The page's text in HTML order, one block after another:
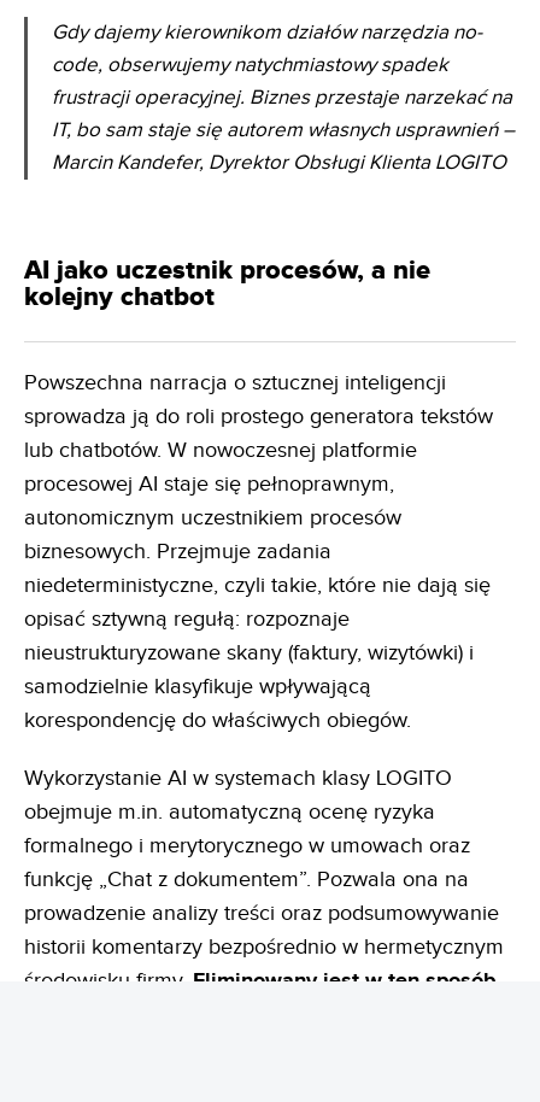
Gdy dajemy kierownikom działów narzędzia no-
code, obserwujemy natychmiastowy spadek
frustracji operacyjnej. Biznes przestaje narzekać na
IT, bo sam staje się autorem własnych usprawnień–
Marcin Kandefer, Dyrektor Obsługi Klienta LOGITO
AI jako uczestnik procesów, a nie
kolejny chatbot
Powszechna narracja o sztucznej inteligencji
sprowadza ją do roli prostego generatora tekstów
lub chatbotów. W nowoczesnej platformie
procesowej AI staje się pełnoprawnym,
autonomicznym uczestnikiem procesów
biznesowych. Przejmuje zadania
niedeterministyczne, czyli takie, które nie dają się
opisać sztywną regułą: rozpoznaje
nieustrukturyzowane skany (faktury, wizytówki) i
samodzielnie klasyfikuje wpływającą
korespondencję do właściwych obiegów.
Wykorzystanie AI w systemach klasy LOGITO
obejmuje m.in. automatyczną ocenę ryzyka
formalnego i merytorycznego w umowach oraz
funkcję „Chat z dokumentem”. Pozwala ona na
prowadzenie analizy treści oraz podsumowywanie
historii komentarzy bezpośrednio w hermetycznym
środowisku firmy. Eliminowany jest w ten sposób